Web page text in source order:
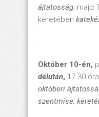
ájtatosság, majd
keretében
Október 10-én,
délután, 17.30
októberi
szentmise,